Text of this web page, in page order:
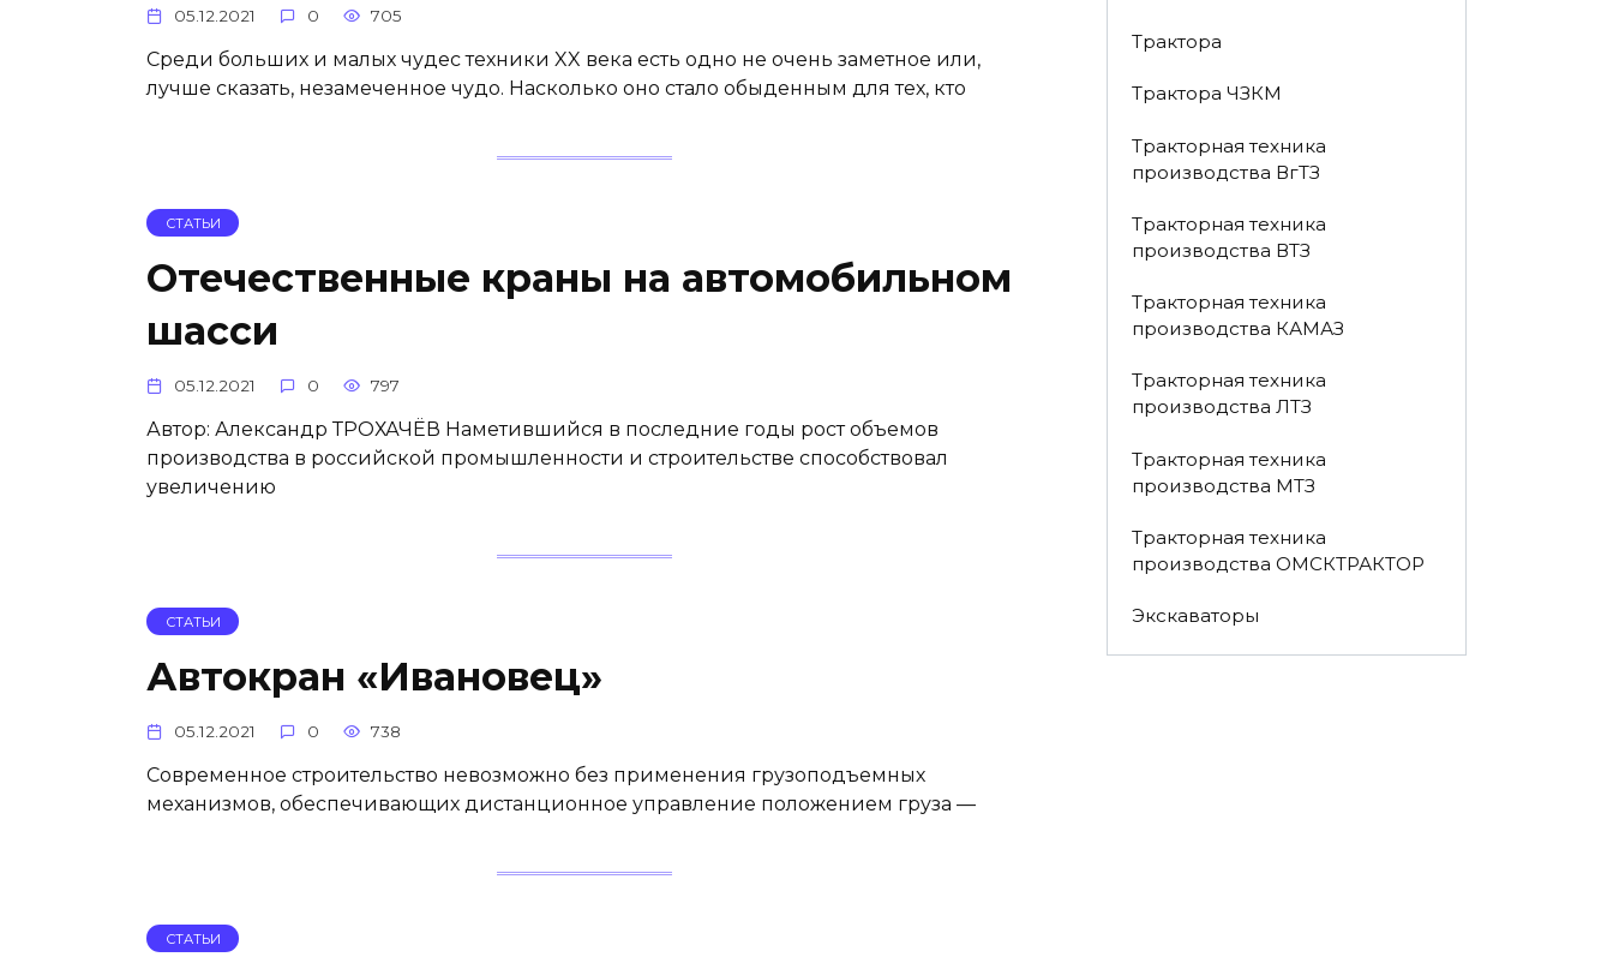
05.12.2021 0 705
Среди больших и малых чудес техники XX века есть одно не очень заметное или,
лучше сказать, незамеченное чудо. Насколько оно стало обыденным для тех, кто
СТАТЬИ
Отечественные краны на автомобильном
шасси
05.12.2021 0 797
Автор: Александр ТРОХАЧЁВ Наметившийся в последние годы рост объемов
производства в российской промышленности и строительстве способствовал
увеличению
СТАТЬИ
Автокран «Ивановец»
05.12.2021 0 738
Современное строительство невозможно без применения грузоподъемных
механизмов, обеспечивающих дистанционное управление положением груза —
СТАТЬИ
Трактора
Трактора ЧЗКМ
Тракторная техника
производства ВгТЗ
Тракторная техника
производства ВТЗ
Тракторная техника
производства КАМАЗ
Тракторная техника
производства ЛТЗ
Тракторная техника
производства МТЗ
Тракторная техника
производства ОМСКТРАКТОР
Экскаваторы